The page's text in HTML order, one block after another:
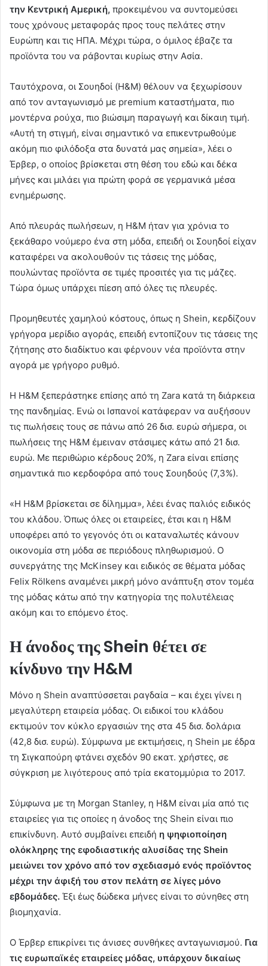
την Κεντρική Αμερική, προκειμένου να συντομεύσει
τους χρόνους μεταφοράς προς τους πελάτες στην
Ευρώπη και τις ΗΠΑ. Μέχρι τώρα, ο όμιλος έβαζε τα
προϊόντα του να ράβονται κυρίως στην Ασία.
Ταυτόχρονα, οι Σουηδοί (H&M) θέλουν να ξεχωρίσουν
από τον ανταγωνισμό με premium καταστήματα, πιο
μοντέρνα ρούχα, πιο βιώσιμη παραγωγή και δίκαιη τιμή.
«Αυτή τη στιγμή, είναι σημαντικό να επικεντρωθούμε
ακόμη πιο φιλόδοξα στα δυνατά μας σημεία», λέει ο
Έρβερ, ο οποίος βρίσκεται στη θέση του εδώ και δέκα
μήνες και μιλάει για πρώτη φορά σε γερμανικά μέσα
ενημέρωσης.
Από πλευράς πωλήσεων, η H&M ήταν για χρόνια το
ξεκάθαρο νούμερο ένα στη μόδα, επειδή οι Σουηδοί είχαν
καταφέρει να ακολουθούν τις τάσεις της μόδας,
πουλώντας προϊόντα σε τιμές προσιτές για τις μάζες.
Τώρα όμως υπάρχει πίεση από όλες τις πλευρές.
Προμηθευτές χαμηλού κόστους, όπως η Shein, κερδίζουν
γρήγορα μερίδιο αγοράς, επειδή εντοπίζουν τις τάσεις της
ζήτησης στο διαδίκτυο και φέρνουν νέα προϊόντα στην
αγορά με γρήγορο ρυθμό.
Η H&M ξεπεράστηκε επίσης από τη Zara κατά τη διάρκεια
της πανδημίας. Ενώ οι Ισπανοί κατάφεραν να αυξήσουν
τις πωλήσεις τους σε πάνω από 26 δισ. ευρώ σήμερα, οι
πωλήσεις της H&M έμειναν στάσιμες κάτω από 21 δισ.
ευρώ. Με περιθώριο κέρδους 20%, η Zara είναι επίσης
σημαντικά πιο κερδοφόρα από τους Σουηδούς (7,3%).
«Η H&M βρίσκεται σε δίλημμα», λέει ένας παλιός ειδικός
του κλάδου. Όπως όλες οι εταιρείες, έτσι και η H&M
υποφέρει από το γεγονός ότι οι καταναλωτές κάνουν
οικονομία στη μόδα σε περιόδους πληθωρισμού. Ο
συνεργάτης της McKinsey και ειδικός σε θέματα μόδας
Felix Rölkens αναμένει μικρή μόνο ανάπτυξη στον τομέα
της μόδας κάτω από την κατηγορία της πολυτέλειας
ακόμη και το επόμενο έτος.
Η άνοδος της Shein θέτει σε
κίνδυνο την H&M
Μόνο η Shein αναπτύσσεται ραγδαία – και έχει γίνει η
μεγαλύτερη εταιρεία μόδας. Οι ειδικοί του κλάδου
εκτιμούν τον κύκλο εργασιών της στα 45 δισ. δολάρια
(42,8 δισ. ευρώ). Σύμφωνα με εκτιμήσεις, η Shein με έδρα
τη Σιγκαπούρη φτάνει σχεδόν 90 εκατ. χρήστες, σε
σύγκριση με λιγότερους από τρία εκατομμύρια το 2017.
Σύμφωνα με τη Morgan Stanley, η H&M είναι μία από τις
εταιρείες για τις οποίες η άνοδος της Shein είναι πιο
επικίνδυνη. Αυτό συμβαίνει επειδή η ψηφιοποίηση
ολόκληρης της εφοδιαστικής αλυσίδας της Shein
μειώνει τον χρόνο από τον σχεδιασμό ενός προϊόντος
μέχρι την άφιξή του στον πελάτη σε λίγες μόνο
εβδομάδες. Έξι έως δώδεκα μήνες είναι το σύνηθες στη
βιομηχανία.
Ο Έρβερ επικρίνει τις άνισες συνθήκες ανταγωνισμού. Για
τις ευρωπαϊκές εταιρείες μόδας, υπάρχουν δικαίως